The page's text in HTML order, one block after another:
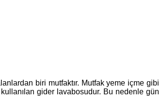
biri mutfaktır. Mutfak yeme içme gibi
kullanılan gider lavabosudur. Bu nedenle gün